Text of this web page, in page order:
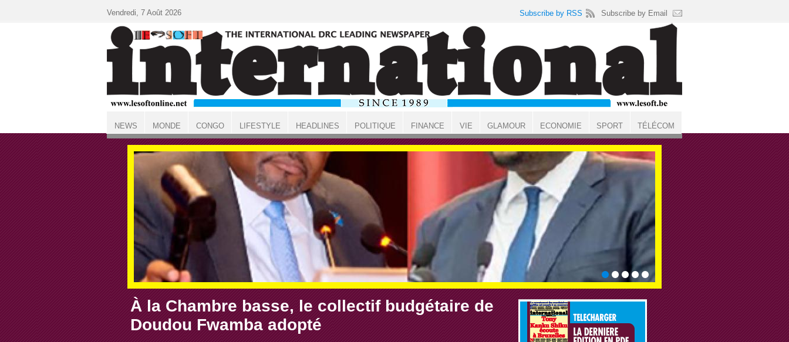
À la Chambre basse, le collectif budgétaire de
Doudou Fwamba adopté
Vendredi, 7 Août 2026 Subscribe by RSS Subscribe by Email
NEWS MONDE CONGO LIFESTYLE HEADLINES POLITIQUE FINANCE VIE GLAMOUR ECONOMIE SPORT TÉLÉCOM